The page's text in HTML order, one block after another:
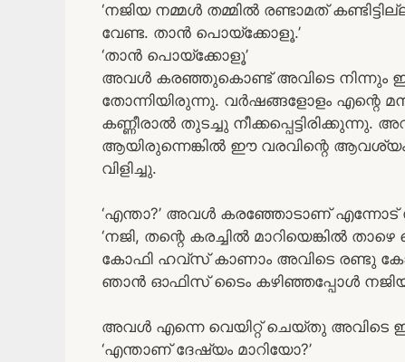
‘നജിയ നമ്മൾ തമ്മിൽ രണ്ടാമത്
വേണ്ട. താൻ പൊയ്ക്കോളൂ.’
‘താൻ പൊയ്ക്കോളൂ’
അവൾ കരഞ്ഞുകൊണ്ട് അവിടെ നിന്നും
തോന്നിയിരുന്നു. വർഷങ്ങളോളം എന്റെ
കണ്ണീരാൽ തുടച്ചു നീക്കപ്പെട്ടിരിക്കുന്നു.
ആയിരുന്നെങ്കിൽ ഈ വരവിന്റെ
വിളിച്ചു.
‘എന്താ?’ അവൾ കരഞ്ഞോടാണ് എന്നോട്
‘നജി, തന്റെ കരച്ചിൽ മാറിയെങ്കിൽ
കോഫി ഹവ്സ് കാണാം അവിടെ രണ്ടു
ഞാൻ ഓഫിസ് ടൈം കഴിഞ്ഞപ്പോൾ
അവൾ എന്നെ വെയിറ്റ് ചെയ്തു അവിടെ
‘എന്താണ് ദേഷ്യം മാറിയോ?’